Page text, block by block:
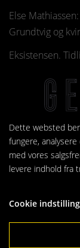
Else
Grundtvig og
Eksistensen.
Fortælle
Thomas
Dette websted
fungere,
med vores
levere indhold fra
Cookie